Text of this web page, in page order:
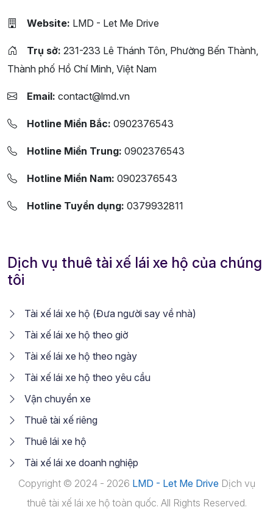
Website: LMD - Let Me Drive
Trụ sở: 231-233 Lê Thánh Tôn, Phường Bến Thành,
Thành phố Hồ Chí Minh, Việt Nam
Email: contact@lmd.vn
Hotline Miền Bắc: 0902376543
Hotline Miền Trung: 0902376543
Hotline Miền Nam: 0902376543
Hotline Tuyển dụng: 0379932811
Dịch vụ thuê tài xế lái xe hộ của chúng
tôi
Tài xế lái xe hộ (Đưa người say về nhà)
Tài xế lái xe hộ theo giờ
Tài xế lái xe hộ theo ngày
Tài xế lái xe hộ theo yêu cầu
Vận chuyển xe
Thuê tài xế riêng
Thuê lái xe hộ
Tài xế lái xe doanh nghiệp
Copyright © 2024 - 2026 LMD - Let Me Drive Dịch vụ
thuê tài xế lái xe hộ toàn quốc. All Rights Reserved.